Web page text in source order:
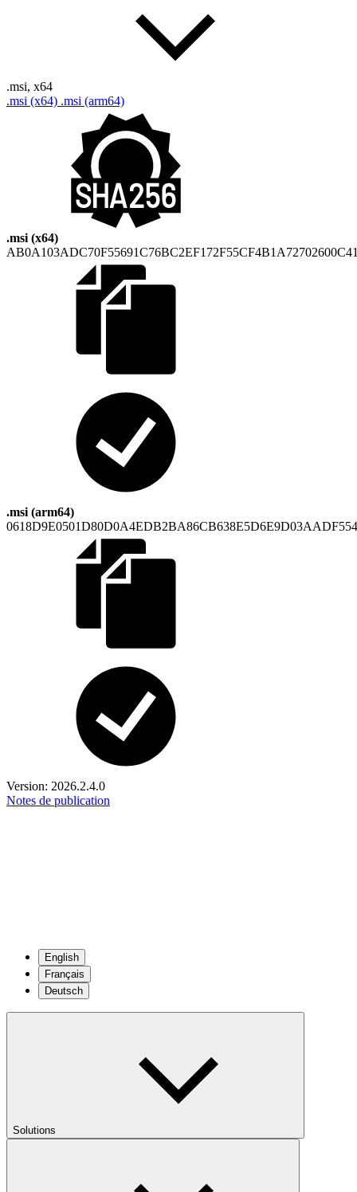
.msi, x64
.msi (x64) .msi (arm64)
.msi (x64)
.msi (arm64)
Version: 2026.2.4.0
Notes de publication
English
Français
Deutsch
Solutions